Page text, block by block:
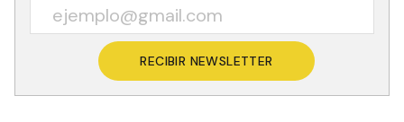
RECIBIR NEWSLETTER